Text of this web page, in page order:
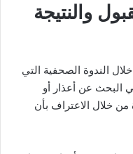
والنتيجة
الندوة الصحفية التي
البحث عن أعذار أو
من خلال الاعتراف بأن